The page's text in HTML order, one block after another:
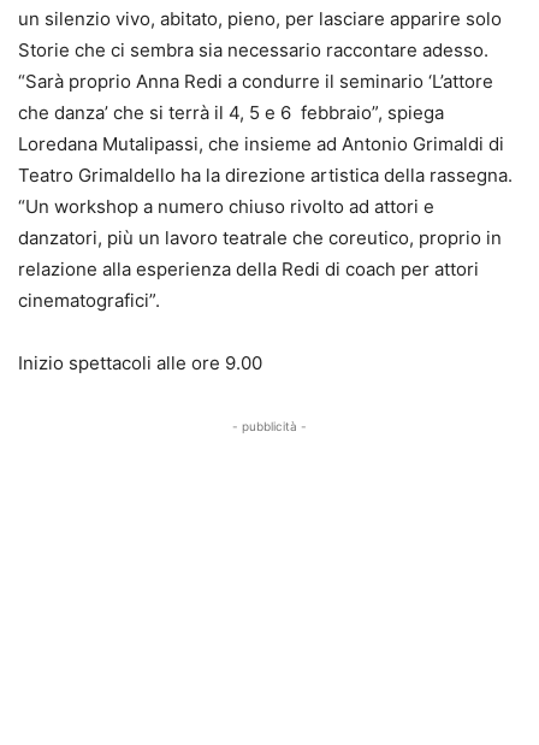
un silenzio vivo, abitato, pieno, per lasciare apparire solo
Storie che ci sembra sia necessario raccontare adesso.
“Sarà proprio Anna Redi a condurre il seminario ‘L’attore
che danza’ che si terrà il 4, 5 e 6 febbraio”, spiega
Loredana Mutalipassi, che insieme ad Antonio Grimaldi di
Teatro Grimaldello ha la direzione artistica della rassegna.
“Un workshop a numero chiuso rivolto ad attori e
danzatori, più un lavoro teatrale che coreutico, proprio in
relazione alla esperienza della Redi di coach per attori
cinematografici”.
Inizio spettacoli alle ore 9.00
- pubblicità -